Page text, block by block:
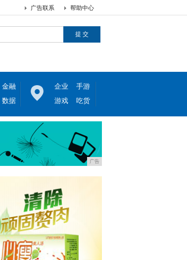
帮助中心
广告联系
金融
数据
企业
手游
游戏
吃货
广告